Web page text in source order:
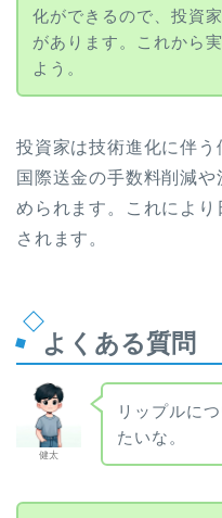
化ができるので、投資
があります。これから
よう。
投資家は技術進化に伴
国際送金の手数料削減
められます。これによ
されます。
よくある質問
健太
リップルに
たいな。